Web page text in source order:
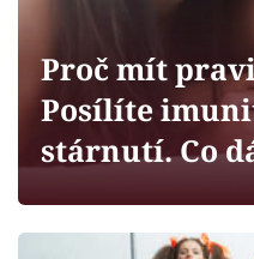
Sledujte prima+
Filmový festival
Mámy sobě
Proč mít
Posílíte
stárnutí. Co